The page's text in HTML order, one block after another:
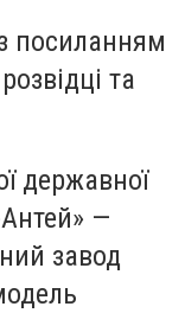
посиланням
та
державної
—
завод